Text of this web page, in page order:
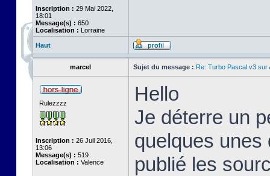
Inscription : 29 Mai 2022,
18:01
Message(s) : 650
Localisation : Lorraine
Haut
marcel Sujet du message : Re: Turbo Pascal v3 sur
Rulezzzz
Inscription : 26 Juil 2016,
13:06
Message(s) : 519
Localisation : Valence
Hello
Je déterre un
quelques unes
publié les